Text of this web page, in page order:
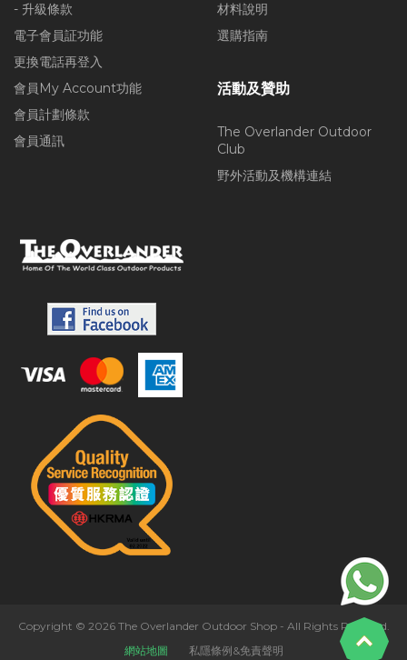
- 升級條款
電子會員証功能
更換電話再登入
會員My Account功能
會員計劃條款
會員通訊
材料說明
選購指南
活動及贊助
The Overlander Outdoor
Club
野外活動及機構連結
Copyright © 2026 The Overlander Outdoor Shop - All Rights Reserved.
網站地圖
私隱條例&免責聲明